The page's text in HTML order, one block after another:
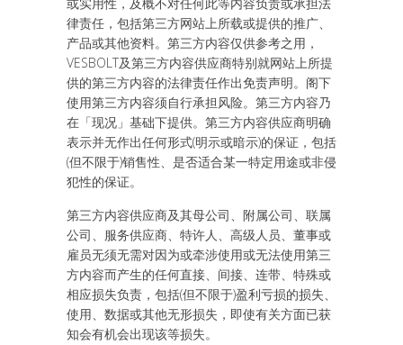
律责任，包括第三方网站上所载或提供的推广、
产品或其他资料。第三方内容仅供参考之用，
VESBOLT及第三方内容供应商特别就网站上所提
供的第三方内容的法律责任作出免责声明。阁下
使用第三方内容须自行承担风险。第三方内容乃
在「现况」基础下提供。第三方内容供应商明确
表示并无作出任何形式(明示或暗示)的保证，包括
(但不限于)销售性、是否适合某一特定用途或非侵
犯性的保证。
第三方内容供应商及其母公司、附属公司、联属
公司、服务供应商、特许人、高级人员、董事或
雇员无须无需对因为或牵涉使用或无法使用第三
方内容而产生的任何直接、间接、连带、特殊或
相应损失负责，包括(但不限于)盈利亏损的损失、
使用、数据或其他无形损失，即使有关方面已获
知会有机会出现该等损失。